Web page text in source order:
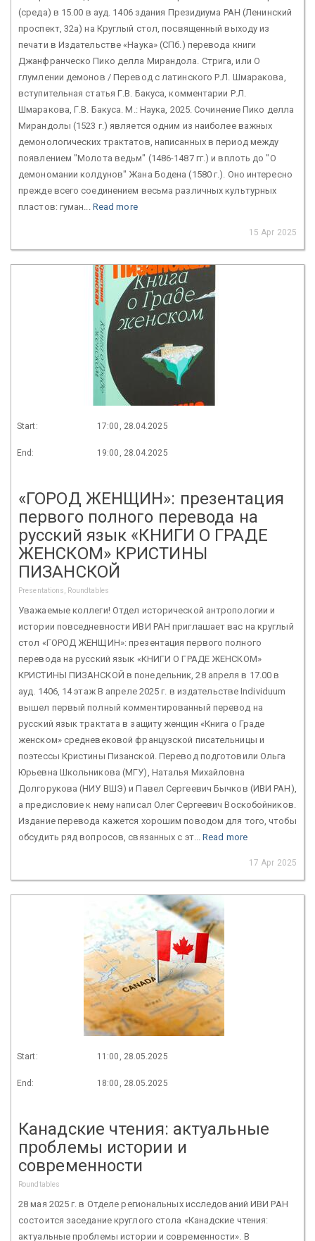
(среда) в 15.00 в ауд. 1406 здания Президиума РАН (Ленинский
проспект, 32а) на Круглый стол, посвященный выходу из
печати в Издательстве «Наука» (СПб.) перевода книги
Джанфранческо Пико делла Мирандола. Стрига, или О
глумлении демонов / Перевод с латинского Р.Л. Шмаракова,
вступительная статья Г.В. Бакуса, комментарии Р.Л.
Шмаракова, Г.В. Бакуса. М.: Наука, 2025. Сочинение Пико делла
Мирандолы (1523 г.) является одним из наиболее важных
демонологических трактатов, написанных в период между
появлением "Молота ведьм" (1486-1487 гг.) и вплоть до "О
демономании колдунов" Жана Бодена (1580 г.). Оно интересно
прежде всего соединением весьма различных культурных
пластов: гуман... Read more
15 Apr 2025
Start: 17:00, 28.04.2025
End: 19:00, 28.04.2025
«ГОРОД ЖЕНЩИН»: презентация
первого полного перевода на
русский язык «КНИГИ О ГРАДЕ
ЖЕНСКОМ» КРИСТИНЫ
ПИЗАНСКОЙ
Presentations, Roundtables
Уважаемые коллеги! Отдел исторической антропологии и
истории повседневности ИВИ РАН приглашает вас на круглый
стол «ГОРОД ЖЕНЩИН»: презентация первого полного
перевода на русский язык «КНИГИ О ГРАДЕ ЖЕНСКОМ»
КРИСТИНЫ ПИЗАНСКОЙ в понедельник, 28 апреля в 17.00 в
ауд. 1406, 14 этаж В апреле 2025 г. в издательстве Individuum
вышел первый полный комментированный перевод на
русский язык трактата в защиту женщин «Книга о Граде
женском» средневековой французской писательницы и
поэтессы Кристины Пизанской. Перевод подготовили Ольга
Юрьевна Школьникова (МГУ), Наталья Михайловна
Долгорукова (НИУ ВШЭ) и Павел Сергеевич Бычков (ИВИ РАН),
а предисловие к нему написал Олег Сергеевич Воскобойников.
Издание перевода кажется хорошим поводом для того, чтобы
обсудить ряд вопросов, связанных с эт...Read more
17 Apr 2025
Start: 11:00, 28.05.2025
End: 18:00, 28.05.2025
Канадские чтения: актуальные
проблемы истории и
современности
Roundtables
28 мая 2025 г. в Отделе региональных исследований ИВИ РАН
состоится заседание круглого стола «Канадские чтения:
актуальные проблемы истории и современности». В